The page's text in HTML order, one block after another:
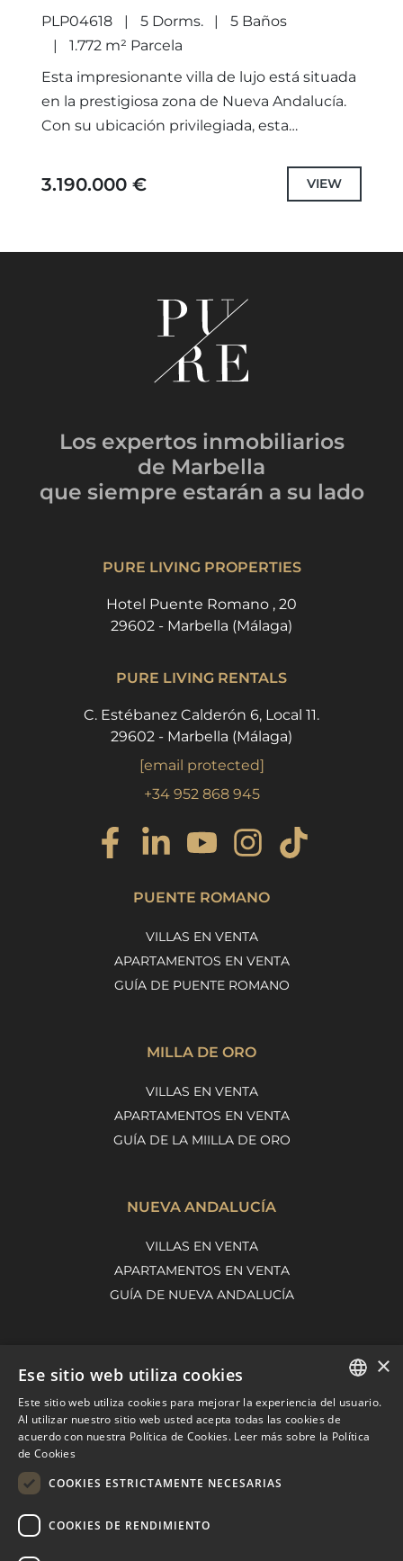
PLP04618 5 Dorms.
5 Baños
1.772 m² Parcela
Esta impresionante villa de lujo está situada
en la prestigiosa zona de Nueva Andalucía.
Con su ubicación privilegiada, esta
las montañas, el mar y el...
3.190.000 € VIEW
Los expertos inmobiliarios
de Marbella
que siempre estarán a su lado
PURE LIVING PROPERTIES
Hotel Puente Romano , 20
29602 - Marbella (Málaga)
PURE LIVING RENTALS
C. Estébanez Calderón 6, Local 11.
29602 - Marbella (Málaga)
[email protected]
+34 952 868 945
PUENTE ROMANO
VILLAS EN VENTA
APARTAMENTOS EN VENTA
GUÍA DE PUENTE ROMANO
MILLA DE ORO
VILLAS EN VENTA
APARTAMENTOS EN VENTA
GUÍA DE LA MIILLA DE ORO
NUEVA ANDALUCÍA
VILLAS EN VENTA
APARTAMENTOS EN VENTA
GUÍA DE NUEVA ANDALUCÍA
VILLAS EN VENTA
APARTAMENTOS EN VENTA
SPANISH
×
Ese sitio web utiliza cookies
Este sitio web utiliza cookies para mejorar la experiencia del usuario.
Al utilizar nuestro sitio web usted acepta todas las cookies de
acuerdo con nuestra Política de Cookies. Leer más sobre la Política
de Cookies
COOKIES ESTRICTAMENTE NECESARIAS
COOKIES DE RENDIMIENTO